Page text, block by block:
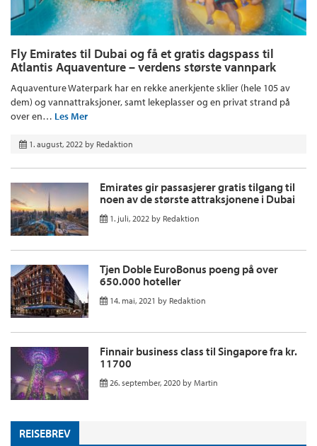
Fly Emirates til Dubai og få et gratis dagspass til
Atlantis Aquaventure – verdens største vannpark
Aquaventure Waterpark har en rekke anerkjente sklier (hele 105 av
dem) og vannattraksjoner, samt lekeplasser og en privat strand på
over en… Les Mer
1. august, 2022 by Redaktion
Emirates gir passasjerer gratis tilgang til
noen av de største attraksjonene i Dubai
1. juli, 2022 by Redaktion
Tjen Doble EuroBonus poeng på over
650.000 hoteller
14. mai, 2021 by Redaktion
Finnair business class til Singapore fra kr.
11700
26. september, 2020 by Martin
REISEBREV